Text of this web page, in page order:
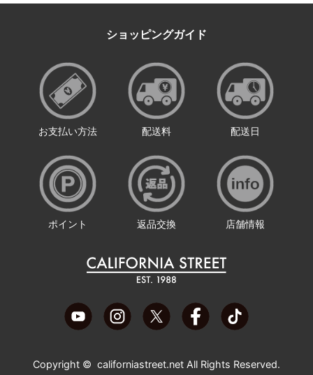
ショッピングガイド
お支払い方法 配送料 配送日
ポイント 返品交換 店舗情報
Copyright © californiastreet.net All Rights Reserved.